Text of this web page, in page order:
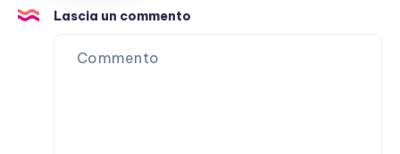
tutti
casi
umani
Lascia un commento